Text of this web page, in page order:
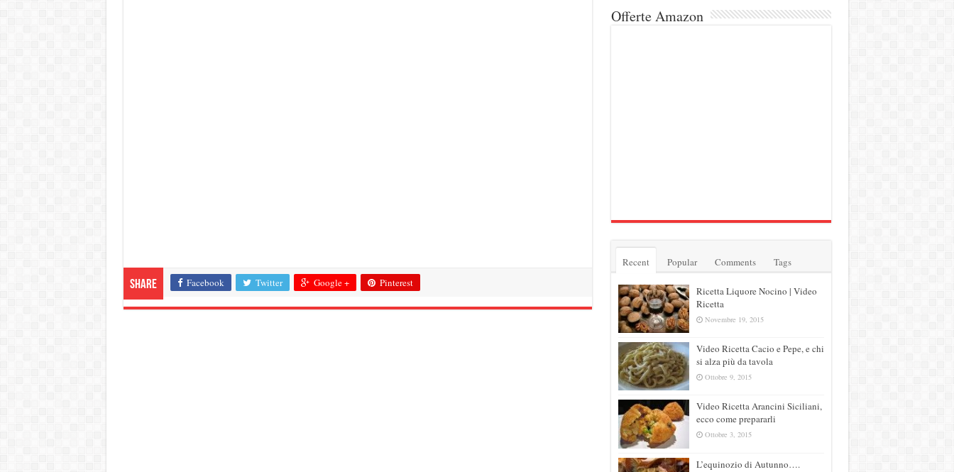
Share Facebook Twitter Google + Pinterest
Offerte Amazon
Recent Popular Comments Tags
Ricetta Liquore Nocino | Video
Ricetta
Novembre 19, 2015
Video Ricetta Cacio e Pepe, e chi
si alza più da tavola
Ottobre 9, 2015
Video Ricetta Arancini Siciliani,
ecco come prepararli
Ottobre 3, 2015
L’equinozio di Autunno….